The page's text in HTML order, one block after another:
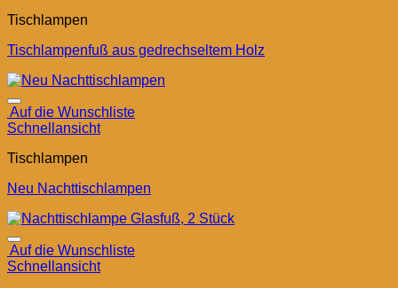
Tischlampen
Tischlampenfuß aus gedrechseltem Holz
Auf die Wunschliste
Schnellansicht
Tischlampen
Neu Nachttischlampen
Auf die Wunschliste
Schnellansicht